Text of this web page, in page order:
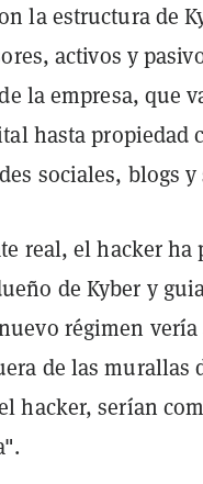
la estructura de
activos y
la empresa, que
hasta propiedad
sociales, blogs
real, el hacker
de Kyber y
régimen
de las murallas
hacker, serían